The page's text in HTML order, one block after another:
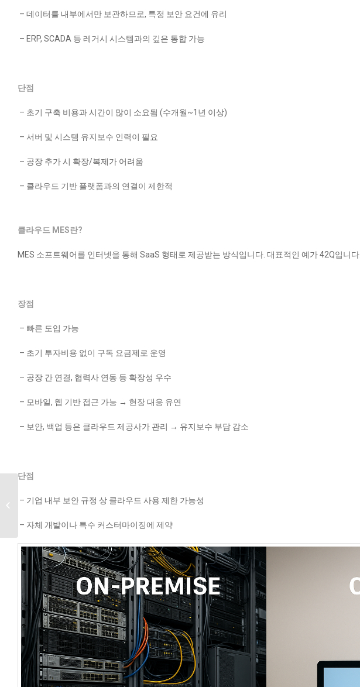
– 데이터를 내부에서만 보관하므로, 특정 보안 요건에 유리
– ERP, SCADA 등 레거시 시스템과의 깊은 통합 가능
단점
– 초기 구축 비용과 시간이 많이 소요됨 (수개월~1년 이상)
– 서버 및 시스템 유지보수 인력이 필요
– 공장 추가 시 확장/복제가 어려움
– 클라우드 기반 플랫폼과의 연결이 제한적
클라우드 MES란?
MES 소프트웨어를 인터넷을 통해 SaaS 형태로 제공받는 방식입니다. 대표적인 예가 42Q입니다.
장점
– 빠른 도입 가능
– 초기 투자비용 없이 구독 요금제로 운영
– 공장 간 연결, 협력사 연동 등 확장성 우수
– 모바일, 웹 기반 접근 가능 → 현장 대응 유연
– 보안, 백업 등은 클라우드 제공사가 관리 → 유지보수 부담 감소
단점
– 기업 내부 보안 규정 상 클라우드 사용 제한 가능성
– 자체 개발이나 특수 커스터마이징에 제약
스마트팩토리 트렌드